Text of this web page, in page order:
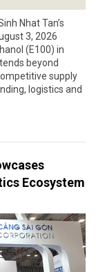
Nhat Tan’s
3, 2026
(E100) in
beyond
supply
logistics and
Ecosystem